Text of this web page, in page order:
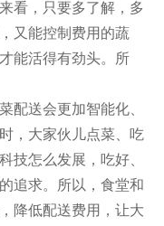
看，只要多了解，多
又能控制费用的蔬
能活得有劲头。所
配送会更加智能化、
，大家伙儿点菜、吃
技怎么发展，吃好、
追求。所以，食堂和
降低配送费用，让大